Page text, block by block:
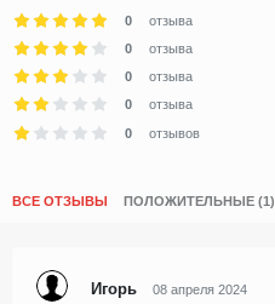
0
отзыва
0
отзыва
0
отзыва
0
отзыва
0
отзывов
ВСЕ ОТЗЫВЫ ПОЛОЖИТЕЛЬНЫЕ (1)
Игорь 08 апреля 2024